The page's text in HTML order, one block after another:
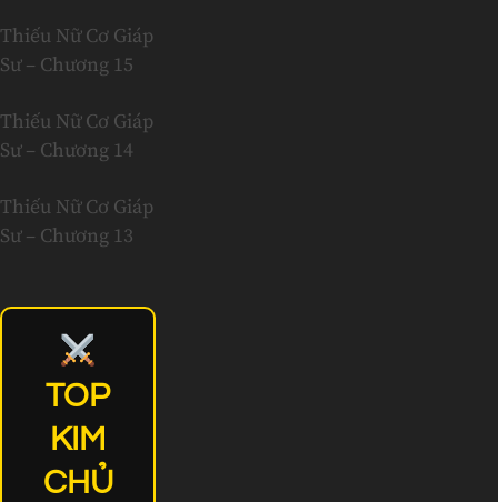
Thiếu Nữ Cơ Giáp
Sư – Chương 15
Thiếu Nữ Cơ Giáp
Sư – Chương 14
Thiếu Nữ Cơ Giáp
Sư – Chương 13
TOP
KIM
CHỦ